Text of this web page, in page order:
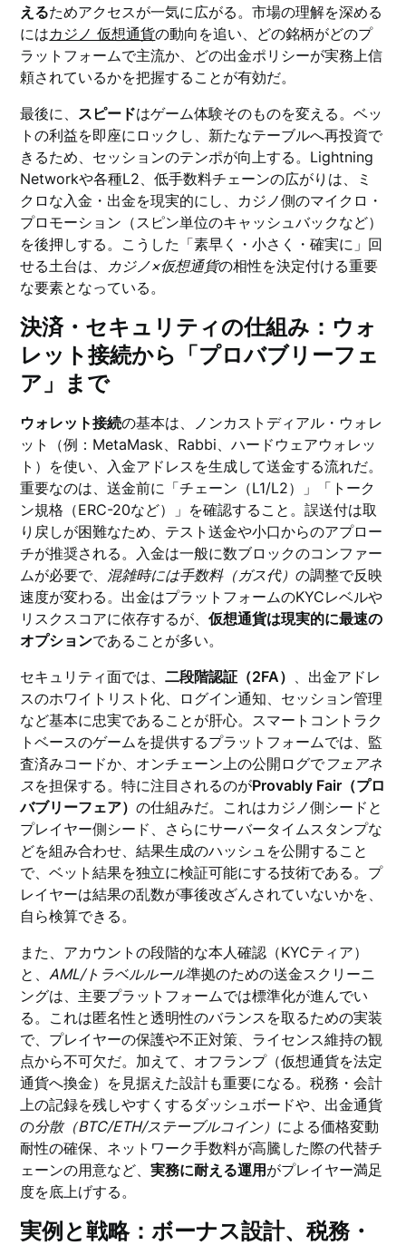
えるためアクセスが一気に広がる。市場の理解を深める
にはカジノ 仮想通貨の動向を追い、どの銘柄がどのプ
ラットフォームで主流か、どの出金ポリシーが実務上信
頼されているかを把握することが有効だ。
最後に、 スピードはゲーム体験そのものを変える。ベッ
トの利益を即座にロックし、新たなテーブルへ再投資で
きるため、セッションのテンポが向上する。Lightning
Networkや各種L2、低手数料チェーンの広がりは、ミ
クロな入金・出金を現実的にし、カジノ側のマイクロ・
プロモーション（スピン単位のキャッシュバックなど）
を後押しする。こうした「素早く・小さく・確実に」回
せる土台は、
カジノ×仮想通貨の相性を決定付ける重要
な要素となっている。
決済・セキュリティの仕組み：ウォ
レット接続から「プロバブリーフェ
ア」まで
ウォレット接続の基本は、ノンカストディアル・ウォレ
ット（例：MetaMask、Rabbi、ハードウェアウォレッ
ト）を使い、入金アドレスを生成して送金する流れだ。
重要なのは、送金前に「チェーン（L1/L2）」「トーク
ン規格（ERC-20など）」を確認すること。誤送付は取
り戻しが困難なため、テスト送金や小口からのアプロー
チが推奨される。入金は一般に数ブロックのコンファー
ムが必要で、 混雑時には手数料（ガス代）の調整で反映
速度が変わる。出金はプラットフォームのKYCレベルや
リスクスコアに依存するが、仮想通貨は現実的に最速の
オプションであることが多い。
セキュリティ面では、二段階認証（2FA） 、出金アドレ
スのホワイトリスト化、ログイン通知、セッション管理
など基本に忠実であることが肝心。スマートコントラク
トベースのゲームを提供するプラットフォームでは、監
査済みコードか、オンチェーン上の公開ログでフェアネ
スを担保する。特に注目されるのがProvably Fair（プロ
バブリーフェア）の仕組みだ。これはカジノ側シードと
プレイヤー側シード、さらにサーバータイムスタンプな
どを組み合わせ、結果生成のハッシュを公開すること
で、ベット結果を独立に検証可能にする技術である。プ
レイヤーは結果の乱数が事後改ざんされていないかを、
自ら検算できる。
また、アカウントの段階的な本人確認（KYCティア）
と、AML/トラベルルール準拠のための送金スクリーニ
ングは、主要プラットフォームでは標準化が進んでい
る。これは匿名性と透明性のバランスを取るための実装
で、プレイヤーの保護や不正対策、ライセンス維持の観
点から不可欠だ。加えて、オフランプ（仮想通貨を法定
通貨へ換金）を見据えた設計も重要になる。税務・会計
上の記録を残しやすくするダッシュボードや、出金通貨
の分散（BTC/ETH/ステーブルコイン） による価格変動
耐性の確保、ネットワーク手数料が高騰した際の代替チ
ェーンの用意など、実務に耐える運用 がプレイヤー満足
度を底上げする。
実例と戦略：ボーナス設計、税務・